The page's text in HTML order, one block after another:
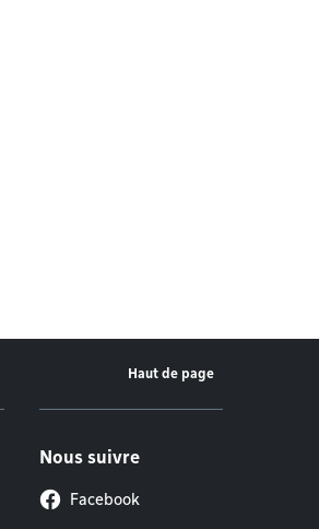
Haut de page
Nous suivre
Facebook